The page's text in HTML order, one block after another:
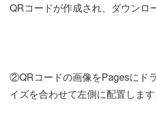
QRコードが作成され、ダウンロ
②QRコードの画像をPagesにド
イズを合わせて左側に配置します